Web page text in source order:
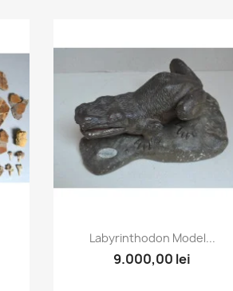
Vizualizare rapida
Labyrinthodon Model...
9.000,00 lei